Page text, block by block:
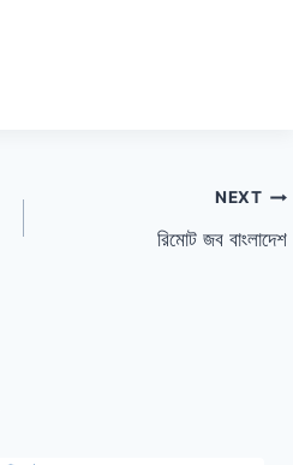
NEXT
রিমোট জব বাংলাদেশ